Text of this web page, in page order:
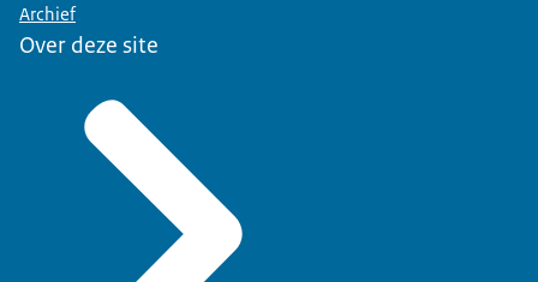
Archief
Over deze site